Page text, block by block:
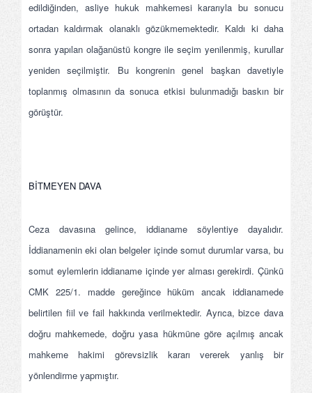
edildiğinden, asliye hukuk mahkemesi kararıyla bu sonucu
ortadan kaldırmak olanaklı gözükmemektedir. Kaldı ki daha
sonra yapılan olağanüstü kongre ile seçim yenilenmiş, kurullar
yeniden seçilmiştir. Bu kongrenin genel başkan davetiyle
toplanmış olmasının da sonuca etkisi bulunmadığı baskın bir
görüştür.
BİTMEYEN DAVA
Ceza davasına gelince, iddianame söylentiye dayalıdır.
İddianamenin eki olan belgeler içinde somut durumlar varsa, bu
somut eylemlerin iddianame içinde yer alması gerekirdi. Çünkü
CMK 225/1. madde gereğince hüküm ancak iddianamede
belirtilen fiil ve fail hakkında verilmektedir. Ayrıca, bizce dava
doğru mahkemede, doğru yasa hükmüne göre açılmış ancak
mahkeme hakimi görevsizlik kararı vererek yanlış bir
yönlendirme yapmıştır.